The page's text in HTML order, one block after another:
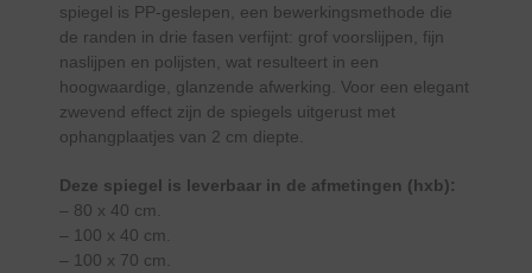
spiegel is PP-geslepen, een bewerkingsmethode die
de randen in drie fasen verfijnt: grof voorslijpen, fijn
naslijpen en polijsten, wat resulteert in een
hoogwaardige, glanzende afwerking. Voor een elegant
zwevend effect zijn de spiegels uitgerust met
ophangplaatjes van 2 cm diepte.
Deze spiegel is leverbaar in de afmetingen (hxb):
– 80 x 40 cm.
– 100 x 40 cm.
– 100 x 70 cm.